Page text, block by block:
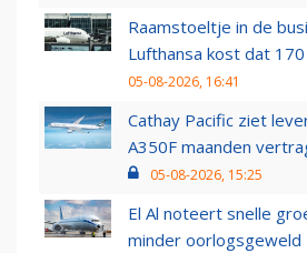
Raamstoeltje in de
Lufthansa kost dat
05-08-2026, 16:41
Cathay Pacific ziet
A350F maanden
05-08-2026, 15:25
El Al noteert snelle
minder oorlogsgeweld